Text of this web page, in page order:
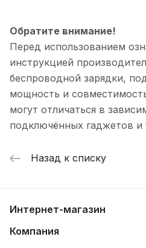
Обратите внимание!
Перед использованием
инструкцией
беспроводной зарядки,
мощность и
могут отличаться в
подключённых гаджетов и
Назад к списку
Интернет-магазин
Компания